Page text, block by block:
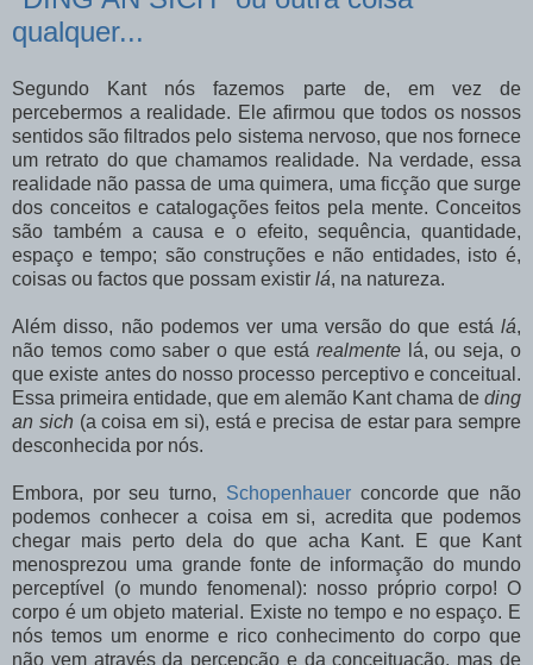
qualquer...
Segundo Kant nós fazemos parte de, em vez de
percebermos a realidade. Ele afirmou que todos os nossos
sentidos são filtrados pelo sistema nervoso, que nos fornece
um retrato do que chamamos realidade. Na verdade, essa
realidade não passa de uma quimera, uma ficção que surge
dos conceitos e catalogações feitos pela mente. Conceitos
são também a causa e o efeito, sequência, quantidade,
espaço e tempo; são construções e não entidades, isto é,
coisas ou factos que possam existir lá, na natureza.
Além disso, não podemos ver uma versão do que está lá,
não temos como saber o que está realmentelá, ou seja, o
que existe antes do nosso processo perceptivo e conceitual.
Essa primeira entidade, que em alemão Kant chama de ding
an sich (a coisa em si), está e precisa de estar para sempre
desconhecida por nós.
Embora, por seu turno, Schopenhauerconcorde que não
podemos conhecer a coisa em si, acredita que podemos
chegar mais perto dela do que acha Kant. E que Kant
menosprezou uma grande fonte de informação do mundo
perceptível (o mundo fenomenal): nosso próprio corpo! O
corpo é um objeto material. Existe no tempo e no espaço. E
nós temos um enorme e rico conhecimento do corpo que
não vem através da percepção e da conceituação, mas de